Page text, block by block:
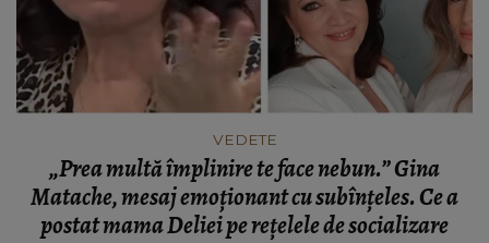
VEDETE
„Prea multă împlinire te face nebun.” Gina
Matache, mesaj emoționant cu subînțeles. Ce a
postat mama Deliei pe rețelele de socializare